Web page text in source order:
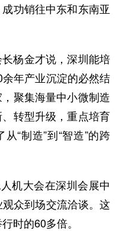
功销往中东和东南亚
杨金才说，深圳能培
年产业沉淀的必然结
聚集海量中小微制造
转型升级，重点培育
“制造”到“智造”的跨
大会在深圳会展中
众到场交流洽谈。这
时的60多倍。